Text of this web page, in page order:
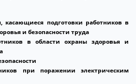
касающиеся подготовки работников в
и безопасности труда
в области охраны здоровья и
при поражении электрическим